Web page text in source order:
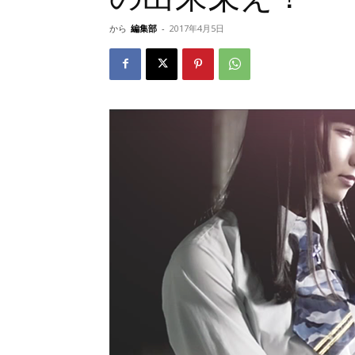
から 編集部 - 2017年4月5日